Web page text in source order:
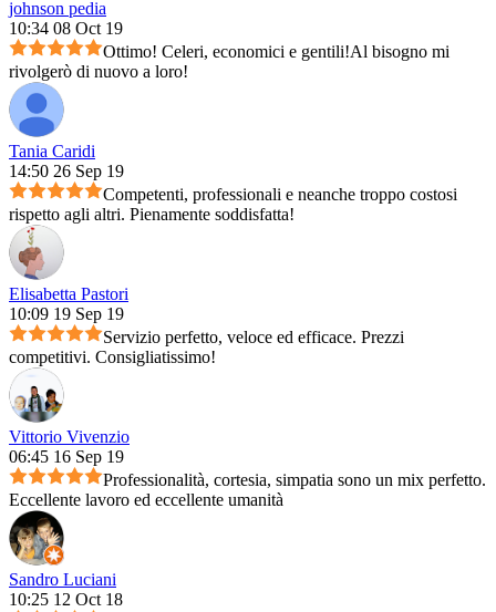
johnson pedia
10:34 08 Oct 19
Ottimo! Celeri, economici e gentili!Al bisogno mi
rivolgerò di nuovo a loro!
Tania Caridi
14:50 26 Sep 19
Competenti, professionali e neanche troppo costosi
rispetto agli altri. Pienamente soddisfatta!
Elisabetta Pastori
10:09 19 Sep 19
Servizio perfetto, veloce ed efficace. Prezzi
competitivi. Consigliatissimo!
Vittorio Vivenzio
06:45 16 Sep 19
Professionalità, cortesia, simpatia sono un mix perfetto.
Eccellente lavoro ed eccellente umanità
Sandro Luciani
10:25 12 Oct 18